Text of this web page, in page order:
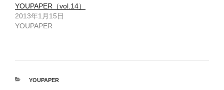
YOUPAPER（vol.14）
2013年1月15日
YOUPAPER
カ
YOUPAPER